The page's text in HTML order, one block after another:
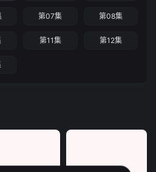
第07集 第08集
第11集 第12集